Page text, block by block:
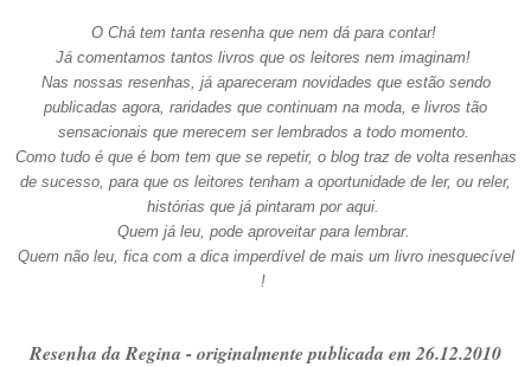
O Chá tem tanta resenha que nem dá para contar!
Já comentamos tantos livros que os leitores nem imaginam!
Nas nossas resenhas, já apareceram novidades que estão sendo
publicadas agora, raridades que continuam na moda, e livros tão
sensacionais que merecem ser lembrados a todo momento.
Como tudo é que é bom tem que se repetir, o blog traz de volta resenhas
de sucesso, para que os leitores tenham a oportunidade de ler, ou reler,
histórias que já pintaram por aqui.
Quem já leu, pode aproveitar para lembrar.
Quem não leu, fica com a dica imperdível de mais um livro inesquecível
!
Resenha da Regina - originalmente publicada em 26.12.2010